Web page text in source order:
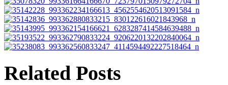
Related Posts